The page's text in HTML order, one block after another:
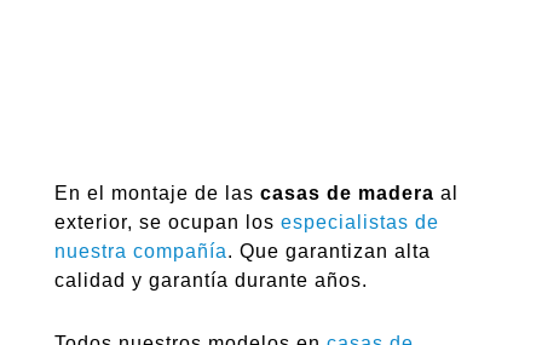
En el montaje de las casas de madera al
exterior, se ocupan los especialistas de
nuestra compañía. Que garantizan alta
calidad y garantía durante años.